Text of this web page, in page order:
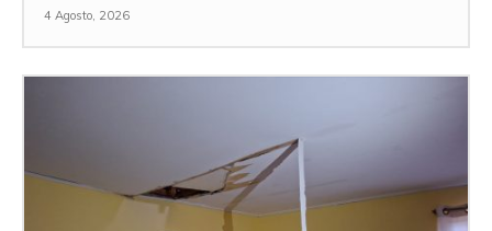
4 Agosto, 2026